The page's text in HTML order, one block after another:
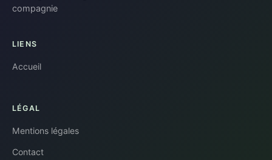
compagnie
LIENS
Accueil
LÉGAL
Mentions légales
Contact